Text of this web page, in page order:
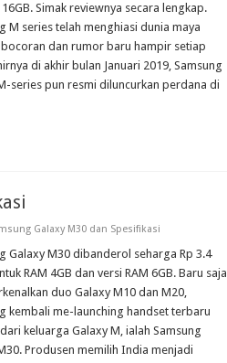
Simak reviewnya secara lengkap.
M series telah menghiasi dunia maya
dan rumor baru hampir setiap
di akhir bulan Januari 2019, Samsung
series pun resmi diluncurkan perdana di
Galaxy M30 dan Spesifikasi
Galaxy M30 dibanderol seharga Rp 3.4
RAM 4GB dan versi RAM 6GB. Baru saja
duo Galaxy M10 dan M20,
kembali me-launching handset terbaru
keluarga Galaxy M, ialah Samsung
Produsen memilih India menjadi